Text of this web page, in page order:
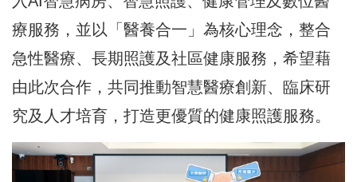
療服務，並以「醫養合一」為核心理念，整合
急性醫療、長期照護及社區健康服務，希望藉
由此次合作，共同推動智慧醫療創新、臨床研
究及人才培育，打造更優質的健康照護服務。